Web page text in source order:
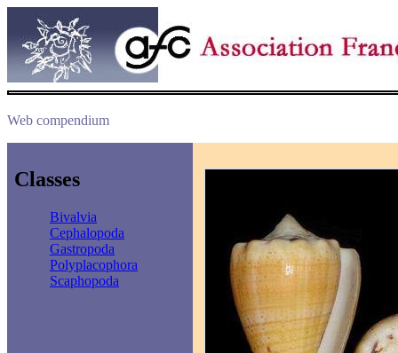
Web compendium
Classes
Bivalvia
Cephalopoda
Gastropoda
Polyplacophora
Scaphopoda